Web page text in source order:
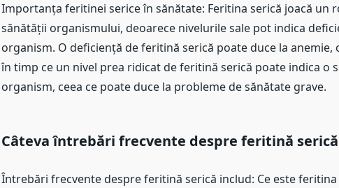
Importanța feritinei serice în sănătate: Feritina serică joacă un
sănătății organismului, deoarece nivelurile sale pot indica
organism. O deficiență de feritină serică poate duce la anemie,
în timp ce un nivel prea ridicat de feritină serică poate indica o
organism, ceea ce poate duce la probleme de sănătate grave.
Câteva întrebări frecvente despre feritină serică
Întrebări frecvente despre feritină serică includ: Ce este feritina